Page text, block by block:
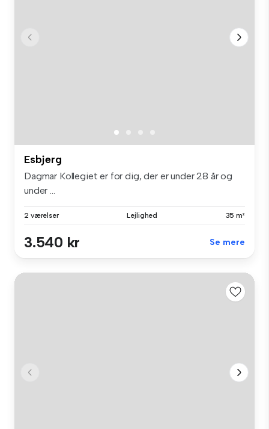
Esbjerg
Dagmar Kollegiet er for dig, der er under 28 år og
under ...
2 værelser Lejlighed 35 m²
3.540 kr Se mere